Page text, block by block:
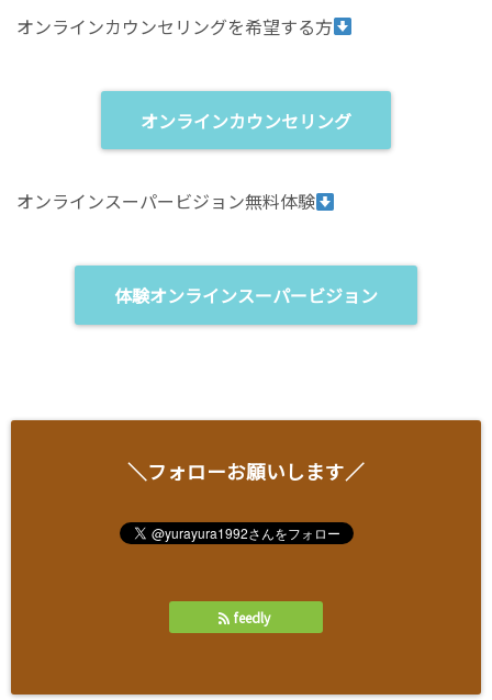
オンラインカウンセリングを希望する方
オンラインカウンセリング
オンラインスーパービジョン無料体験
体験オンラインスーパービジョン
＼フォローお願いします／
feedly